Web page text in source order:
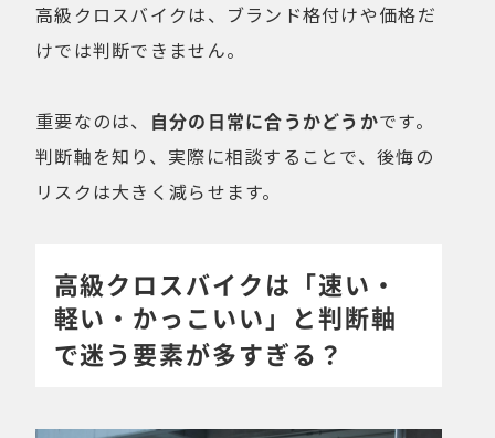
高級クロスバイクは、ブランド格付けや価格だ
けでは判断できません。
重要なのは、 自分の日常に合うかどうかです。
判断軸を知り、実際に相談することで、後悔の
リスクは大きく減らせます。
高級クロスバイクは「速い・
軽い・かっこいい」と判断軸
で迷う要素が多すぎる？